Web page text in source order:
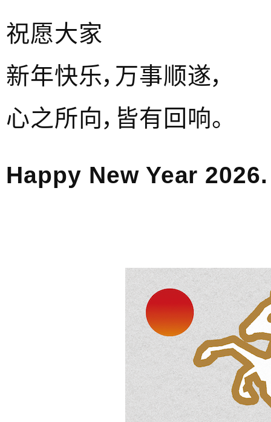
祝愿大家
新年快乐，万事顺遂，
心之所向，皆有回响。
Happy New Year 2026.